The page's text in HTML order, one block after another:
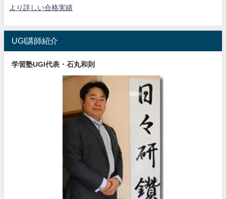
より詳しい合格実績
UGI講師紹介
学習塾UGI代表・石丸和則